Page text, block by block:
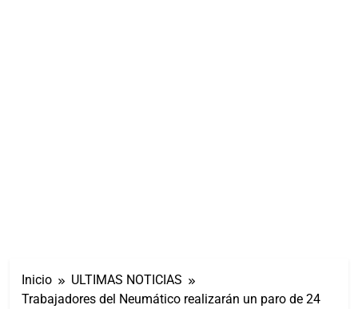
Inicio
ULTIMAS NOTICIAS
Trabajadores del Neumático realizarán un paro de 24